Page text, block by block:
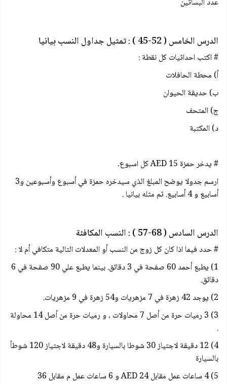
الدرس الخامس ( 52-45 ) : تمثيل جداول النسب بيانيا
# اكتب احداثيات كل نقطة :
أ) محطة الحافلات
ب) حديقة الحيوان
ج) المتحف
د) المكتبة
# يدخر حمزة 15 AED كل اسبوع۔
ارسم جدولا يوضح المبلغ الذي سيدخره حمزة في أسبوع وأسبوعين و3
أسابيع و 4 أسابيع. ثم مثله بيانيا .
الدرس السادس ( 68-57 ) : النسب المكافئة
# حدد فيما اذا كان كل زوج من النسب أو المعدلات التالية متكافي أم لا :
1) يطبع أحمد 60 صفحة في 3 دقائق. بينما يطبع علي 90 صفحة في 6
دقائق.
2) يوجد 42 زهرة في 7 مزهريات و54 زهرة في 9 مزهريات.
3) 3 رميات حرة من أصل 7 محاولات ، و رميات حرة من أصل 14 محاولة
.
4) 12 دقيقة لاجتياز 30 شوطا بالسيارة و48 دقيقة لاجتياز 120 شوطأ
بالسيارة
5) 4 ساعات عمل مقابل 24 AED و 6 ساعات عمل م مقابل 36